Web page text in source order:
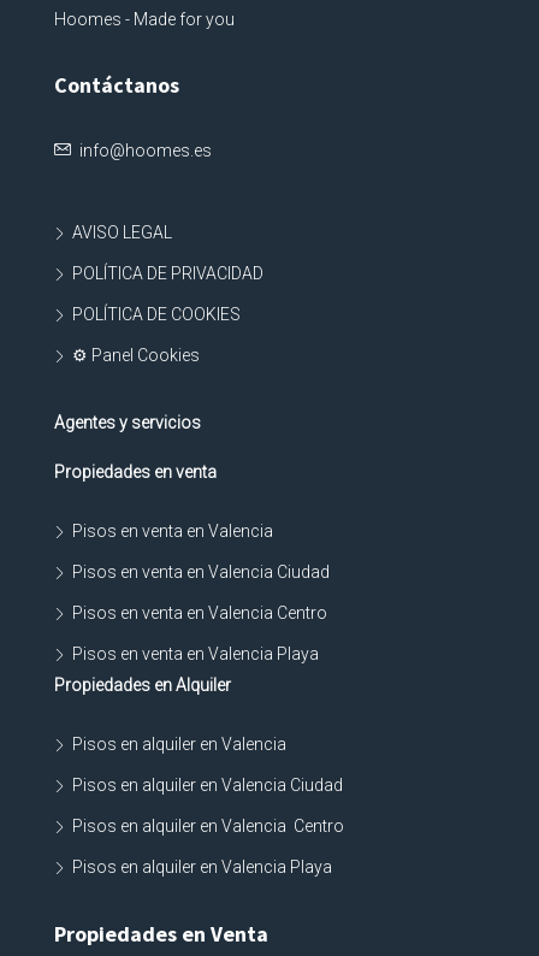
Hoomes - Made for you
Contáctanos
info@hoomes.es
AVISO LEGAL
POLÍTICA DE PRIVACIDAD
POLÍTICA DE COOKIES
⚙ Panel Cookies
Agentes y servicios
Propiedades en venta
Pisos en venta en Valencia
Pisos en venta en Valencia Ciudad
Pisos en venta en Valencia Centro
Pisos en venta en Valencia Playa
Propiedades en Alquiler
Pisos en alquiler en Valencia
Pisos en alquiler en Valencia Ciudad
Pisos en alquiler en Valencia Centro
Pisos en alquiler en Valencia Playa
Propiedades en Venta